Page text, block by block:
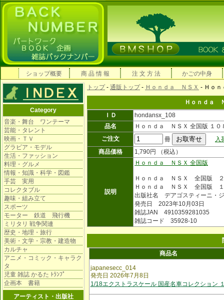
ショップ概要 商 品 情 報 注 文 方 法 かごの中身
Category
音楽・舞台 ワンテーマ
芸能・タレント
映画・ＴＶ
グラビア・モデル
生活・ファッション
料理・グルメ
情報・知識・科学・図鑑
手芸 実用
コレクタブル
趣味・組み立て
スポーツ
モーター 鉄道 飛行機
ミリタリ 戦争関連
歴史・地理・旅行
美術・文学・宗教・建造物
カルチャ
アニメ・コミック・キャラク
タ
児童 雑誌 かるた ﾄﾗﾝﾌﾟ
企画本 書籍
アーティスト・出版社
トップ- 通販トップ- Ｈｏｎｄａ ＮＳＸ - Ｈｏ
Ｈｏｎｄａ
ＩＤ
hondansx_108
品名
Ｈｏｎｄａ ＮＳＸ 全国版 １０
ご注文
冊
入
商品価格
1,790円 （税込）
説明
Ｈｏｎｄａ ＮＳＸ 全国版
Ｈｏｎｄａ ＮＳＸ 全国版 ２
Ｈｏｎｄａ ＮＳＸ 全国版 １
出版社名 デアゴスティーニ・
発売日 2023年10月03日
雑誌JAN 4910359281035
雑誌コード 35928-10
商品名
japanesecc_014
発売日 2026年7月8日
1/18エクストラスケール 国産名車コレクション